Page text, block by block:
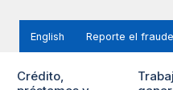
English Reporte el fraude
Crédito,